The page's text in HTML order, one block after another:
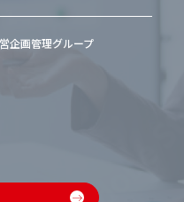
企画管理グループ